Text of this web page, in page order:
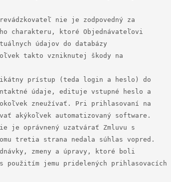
nie je zodpovedný za
charakteru, ktoré Objednávateľovi
údajov do databázy
takto vzniknutej škody na
prístup (teda login a heslo) do
údaje, edituje vstupné heslo a
zneužívať. Pri prihlasovaní na
akýkoľvek automatizovaný software.
je oprávnený uzatvárať Zmluvu s
tretia strana nedala súhlas vopred.
zmeny a úpravy, ktoré boli
použitím jemu pridelených prihlasovacích